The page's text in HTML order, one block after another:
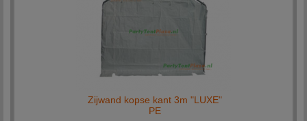
Zijwand kopse kant 3m "LUXE"
PE